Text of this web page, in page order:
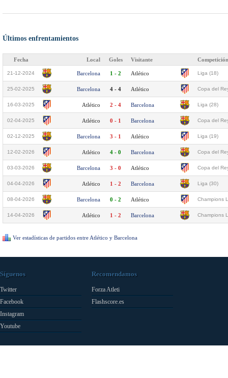
Últimos enfrentamientos
Fecha Local Goles Visitante Competición
21-12-2024 Barcelona 1 - 2 Atlético Liga (18)
25-02-2025 Barcelona 4 - 4 Atlético Copa del
16-03-2025 Atlético 2 - 4 Barcelona Liga (28)
02-04-2025 Atlético 0 - 1 Barcelona Copa del
02-12-2025 Barcelona 3 - 1 Atlético Liga (19)
12-02-2026 Atlético 4 - 0 Barcelona Copa del
03-03-2026 Barcelona 3 - 0 Atlético Copa del
04-04-2026 Atlético 1 - 2 Barcelona Liga (30)
08-04-2026 Barcelona 0 - 2 Atlético Champions
14-04-2026 Atlético 1 - 2 Barcelona Champions
Ver estadísticas de partidos entre Atlético y Barcelona
Síguenos
Twitter
Facebook
Instagram
Youtube
Recomendamos
Forza Atleti
Flashscore.es